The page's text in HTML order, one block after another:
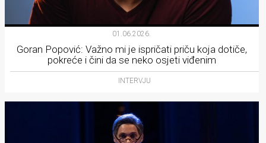
01.06.2026.
Goran Popović: Važno mi je ispričati priču koja dotiče,
pokreće i čini da se neko osjeti viđenim
INTERVJU